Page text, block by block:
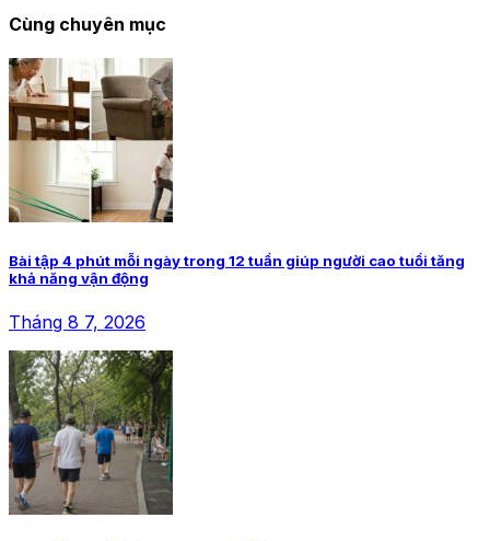
Cùng chuyên mục
Bài tập 4 phút mỗi ngày trong 12 tuần giúp người cao tuổi tăng
khả năng vận động
Tháng 8 7, 2026